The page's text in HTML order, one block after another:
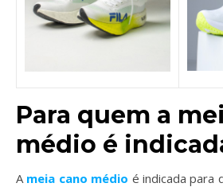
Para quem a
médio é
A meia cano médio é indicada para